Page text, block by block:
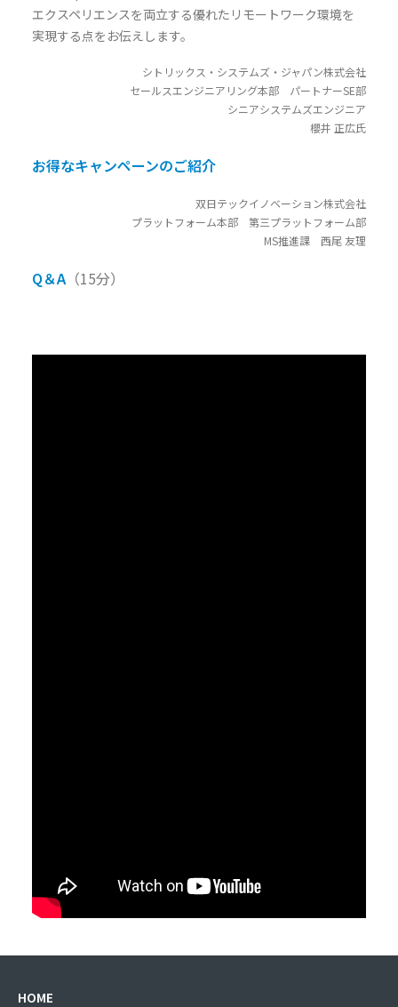
エクスペリエンスを両立する優れたリモートワーク環境を
実現する点をお伝えします。
シトリックス・システムズ・ジャパン株式会社
セールスエンジニアリング本部 パートナーSE部
シニアシステムズエンジニア
櫻井 正広氏
お得なキャンペーンのご紹介
双日テックイノベーション株式会社
プラットフォーム本部 第三プラットフォーム部
MS推進課 西尾 友理
Q＆A（15分）
HOME